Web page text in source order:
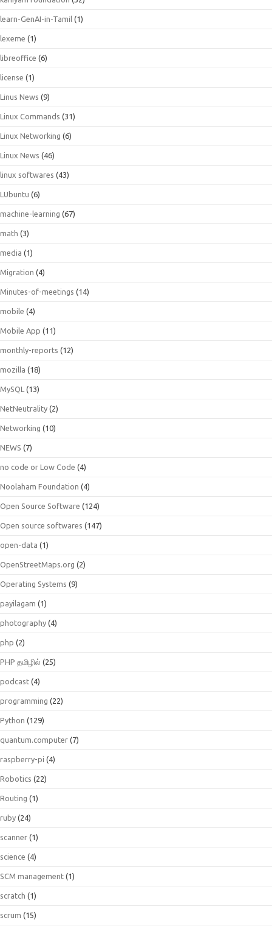
learn-GenAI-in-Tamil (1)
lexeme (1)
libreoffice (6)
license (1)
Linus News (9)
Linux Commands (31)
Linux Networking (6)
Linux News (46)
linux softwares (43)
LUbuntu (6)
machine-learning (67)
math (3)
media (1)
Migration (4)
Minutes-of-meetings (14)
mobile (4)
Mobile App (11)
monthly-reports (12)
mozilla (18)
MySQL (13)
NetNeutrality (2)
Networking (10)
NEWS (7)
no code or Low Code (4)
Noolaham Foundation (4)
Open Source Software (124)
Open source softwares (147)
open-data (1)
OpenStreetMaps.org (2)
Operating Systems (9)
payilagam (1)
photography (4)
php (2)
PHP தமிழில் (25)
podcast (4)
programming (22)
Python (129)
quantum.computer (7)
raspberry-pi (4)
Robotics (22)
Routing (1)
ruby (24)
scanner (1)
science (4)
SCM management (1)
scratch (1)
scrum (15)